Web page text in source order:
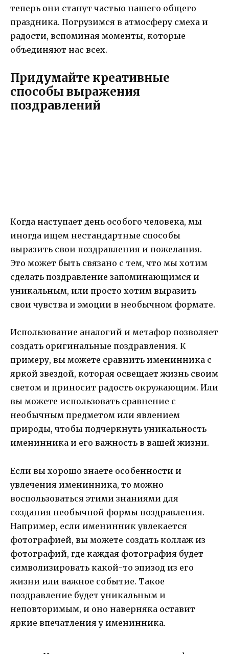
теперь они станут частью нашего общего
праздника. Погрузимся в атмосферу смеха и
радости, вспоминая моменты, которые
объединяют нас всех.
Придумайте креативные
способы выражения
поздравлений
Когда наступает день особого человека, мы
иногда ищем нестандартные способы
выразить свои поздравления и пожелания.
Это может быть связано с тем, что мы хотим
сделать поздравление запоминающимся и
уникальным, или просто хотим выразить
свои чувства и эмоции в необычном формате.
Использование аналогий и метафор позволяет
создать оригинальные поздравления. К
примеру, вы можете сравнить именинника с
яркой звездой, которая освещает жизнь своим
светом и приносит радость окружающим. Или
вы можете использовать сравнение с
необычным предметом или явлением
природы, чтобы подчеркнуть уникальность
именинника и его важность в вашей жизни.
Если вы хорошо знаете особенности и
увлечения именинника, то можно
воспользоваться этими знаниями для
создания необычной формы поздравления.
Например, если именинник увлекается
фотографией, вы можете создать коллаж из
фотографий, где каждая фотография будет
символизировать какой-то эпизод из его
жизни или важное событие. Такое
поздравление будет уникальным и
неповторимым, и оно наверняка оставит
яркие впечатления у именинника.